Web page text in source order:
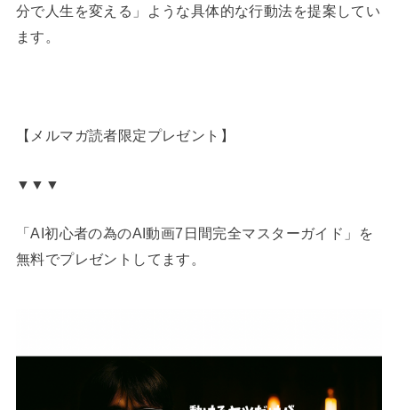
分で人生を変える」ような具体的な行動法を提案してい
ます。
【メルマガ読者限定プレゼント】
▼▼▼
「AI初心者の為のAI動画7日間完全マスターガイド」を
無料でプレゼントしてます。